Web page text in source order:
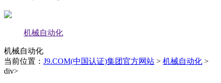
机械自动化
机械自动化
当前位置： J9.COM(中国认证)集团官方网站 > 机械自动化 >
div>